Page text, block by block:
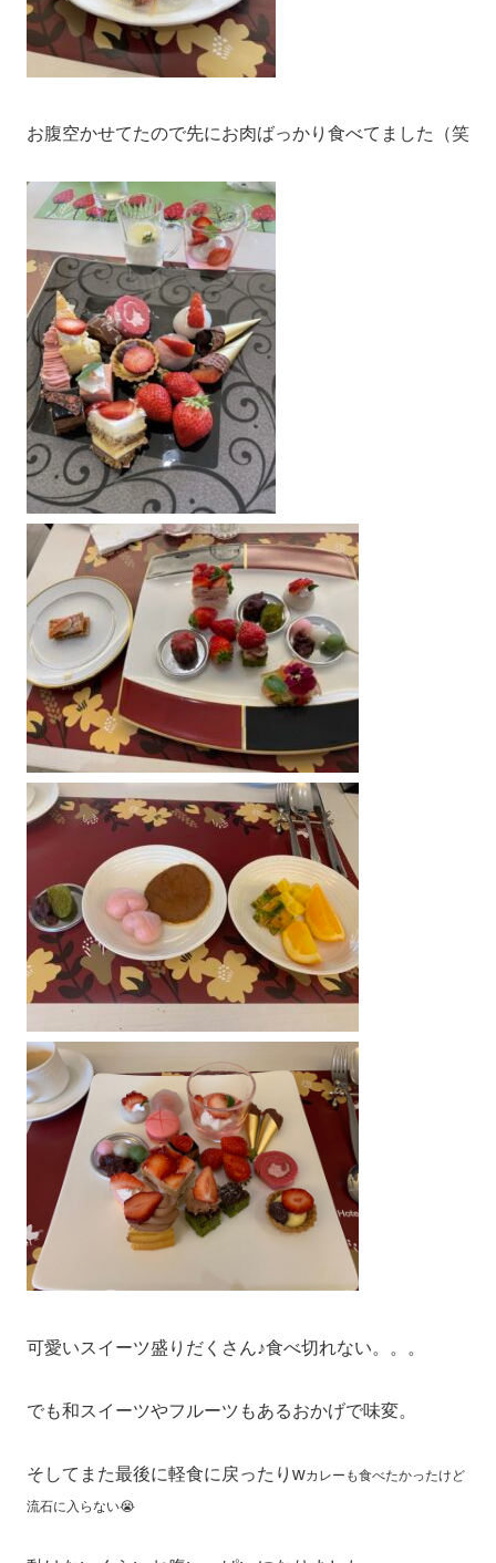
お腹空かせてたので先にお肉ばっかり食べてました（笑
可愛いスイーツ盛りだくさん♪食べ切れない。。。
でも和スイーツやフルーツもあるおかげで味変。
そしてまた最後に軽食に戻ったりwカレーも食べたかったけど
流石に入らない😭